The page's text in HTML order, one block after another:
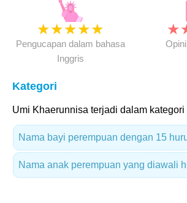
★★★★★
Pengucapan dalam bahasa
Inggris
★
Kategori
Umi Khaerunnisa terjadi dalam kategori
Nama bayi perempuan dengan 15
Nama anak perempuan yang diawali